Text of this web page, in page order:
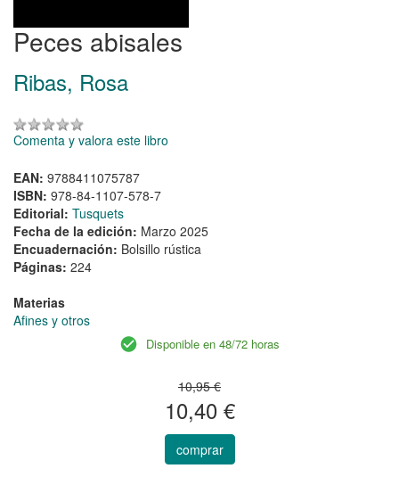
Peces abisales
Ribas, Rosa
Comenta y valora este libro
EAN: 9788411075787
ISBN: 978-84-1107-578-7
Editorial: Tusquets
Fecha de la edición: Marzo 2025
Encuadernación: Bolsillo rústica
Páginas: 224
Materias
Afines y otros
Disponible en 48/72 horas
10,95 €
10,40 €
comprar